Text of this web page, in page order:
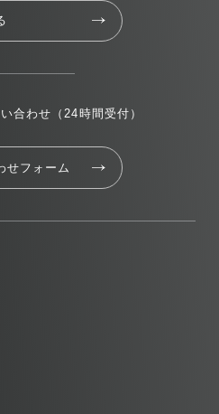
合わせ（24時間受付）
せフォーム